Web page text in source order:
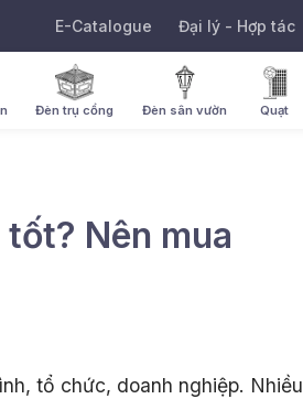
E-Catalogue Đại lý - Hợp tác
Đèn trụ cổng Đèn sân vườn Quạt
Nên mua
tổ chức, doanh nghiệp. Nhiều